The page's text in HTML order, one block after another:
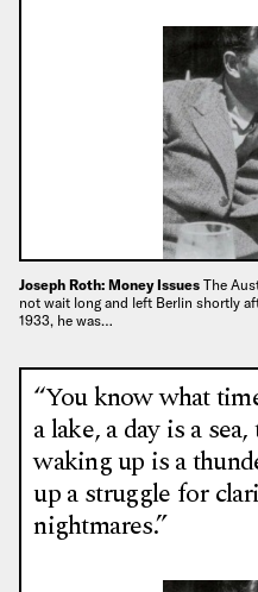
Joseph Roth: Money Issues The
not wait long and left Berlin shortly
1933, he was…
“You know what
a lake, a day is a
waking up is a
up a struggle for
nightmares.”